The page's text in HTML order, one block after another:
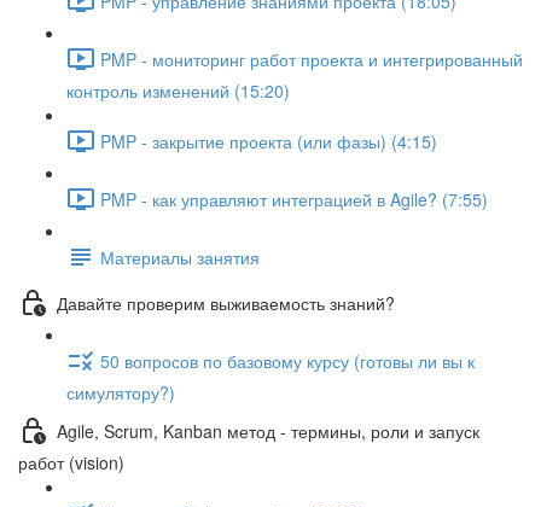
PMP - мониторинг работ проекта и интегрированный
контроль изменений (15:20)
PMP - закрытие проекта (или фазы) (4:15)
PMP - как управляют интеграцией в Agile? (7:55)
Материалы занятия
Давайте проверим выживаемость знаний?
50 вопросов по базовому курсу (готовы ли вы к
симулятору?)
Agile, Scrum, Kanban метод - термины, роли и запуск
работ (vision)